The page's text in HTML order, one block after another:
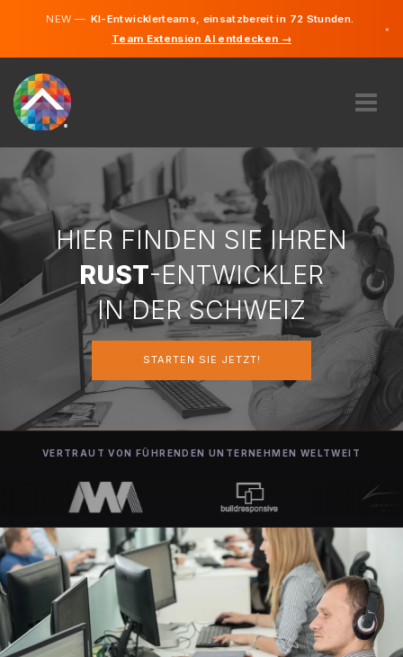
NEW —KI-Entwicklerteams, einsatzbereit in 72 Stunden.
Team Extension AI entdecken →
×
ÜBER UNS
EXPERTISE
WIE FUNKTIONIERT ES?
KARRIERE
FINDEN
SCHWEIZ
STARTEN SIE JETZT
Englisch
HIER FINDEN SIE IHREN
RUST-ENTWICKLER
IN DER SCHWEIZ
STARTEN SIE JETZT!
VERTRAUT VON FÜHRENDEN UNTERNEHMEN WELTWEIT